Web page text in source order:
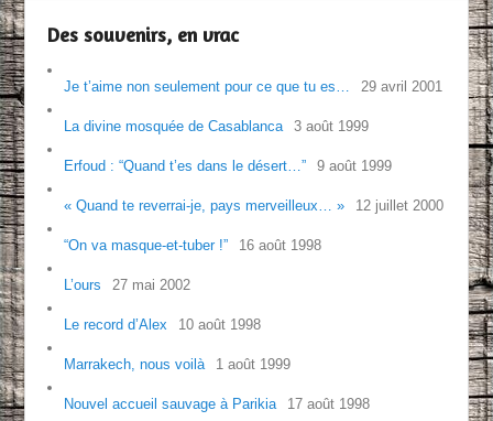
Des souvenirs, en vrac
Je t’aime non seulement pour ce que tu es… 29 avril 2001
La divine mosquée de Casablanca 3 août 1999
Erfoud : “Quand t’es dans le désert…” 9 août 1999
« Quand te reverrai-je, pays merveilleux… » 12 juillet 2000
“On va masque-et-tuber !” 16 août 1998
L’ours 27 mai 2002
Le record d’Alex 10 août 1998
Marrakech, nous voilà 1 août 1999
Nouvel accueil sauvage à Parikia 17 août 1998